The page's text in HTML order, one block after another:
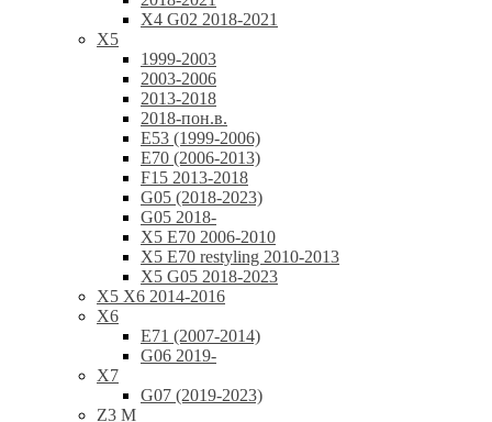
X4 G02 2018-2021
X5
1999-2003
2003-2006
2013-2018
2018-пон.в.
E53 (1999-2006)
E70 (2006-2013)
F15 2013-2018
G05 (2018-2023)
G05 2018-
X5 E70 2006-2010
X5 E70 restyling 2010-2013
X5 G05 2018-2023
X5 X6 2014-2016
X6
E71 (2007-2014)
G06 2019-
X7
G07 (2019-2023)
Z3 M